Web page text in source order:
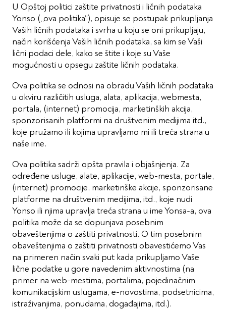
U Opštoj politici zaštite privatnosti i ličnih podataka
Yonso („ova politika“), opisuje se postupak prikupljanja
Vaših ličnih podataka i svrha u koju se oni prikupljaju,
način korišćenja Vaših ličnih podataka, sa kim se Vaši
lični podaci dele, kako se štite i koje su Vaše
mogućnosti u opsegu zaštite ličnih podataka.
Ova politika se odnosi na obradu Vaših ličnih podataka
u okviru različitih usluga, alata, aplikacija, webmesta,
portala, (internet) promocija, marketinških akcija,
sponzorisanih platformi na društvenim medijima itd.,
koje pružamo ili kojima upravljamo mi ili treća strana u
naše ime.
Ova politika sadrži opšta pravila i objašnjenja. Za
određene usluge, alate, aplikacije, web-mesta, portale,
(internet) promocije, marketinške akcije, sponzorisane
platforme na društvenim medijima, itd., koje nudi
Yonso ili njima upravlja treća strana u ime Yonsa-a, ova
politika može da se dopunjava posebnim
obaveštenjima o zaštiti privatnosti. O tim posebnim
obaveštenjima o zaštiti privatnosti obavestićemo Vas
na primeren način svaki put kada prikupljamo Vaše
lične podatke u gore navedenim aktivnostima (na
primer na web-mestima, portalima, pojedinačnim
komunikacijskim uslugama, e-novostima, podsetnicima,
istraživanjima, ponudama, događajima, itd.).